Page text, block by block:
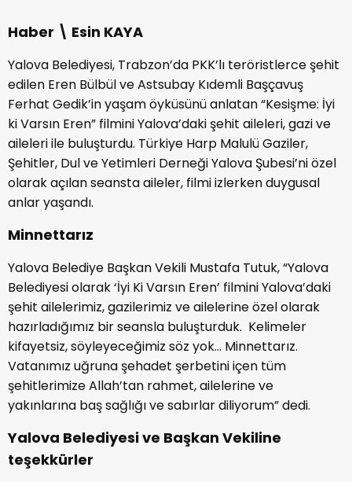
Haber \ Esin KAYA
Yalova Belediyesi, Trabzon’da PKK’lı teröristlerce şehit
edilen Eren Bülbül ve Astsubay Kıdemli Başçavuş
Ferhat Gedik’in yaşam öyküsünü anlatan “Kesişme: İyi
ki Varsın Eren” filmini Yalova’daki şehit aileleri, gazi ve
aileleri ile buluşturdu. Türkiye Harp Malulü Gaziler,
Şehitler, Dul ve Yetimleri Derneği Yalova Şubesi’ni özel
olarak açılan seansta aileler, filmi izlerken duygusal
anlar yaşandı.
Minnettarız
Yalova Belediye Başkan Vekili Mustafa Tutuk, “Yalova
Belediyesi olarak ‘İyi Ki Varsın Eren’ filmini Yalova’daki
şehit ailelerimiz, gazilerimiz ve ailelerine özel olarak
hazırladığımız bir seansla buluşturduk. Kelimeler
kifayetsiz, söyleyeceğimiz söz yok… Minnettarız.
Vatanımız uğruna şehadet şerbetini içen tüm
şehitlerimize Allah’tan rahmet, ailelerine ve
yakınlarına baş sağlığı ve sabırlar diliyorum” dedi.
Yalova Belediyesi ve Başkan Vekiline
teşekkürler